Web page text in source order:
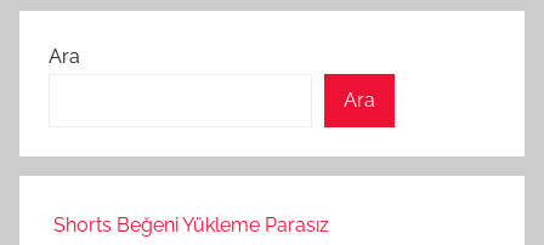
Ara
Ara
Shorts Beğeni Yükleme Parasız